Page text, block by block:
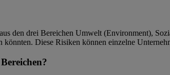
den drei Bereichen Umwelt (Environment),
Diese Risiken können einzelne